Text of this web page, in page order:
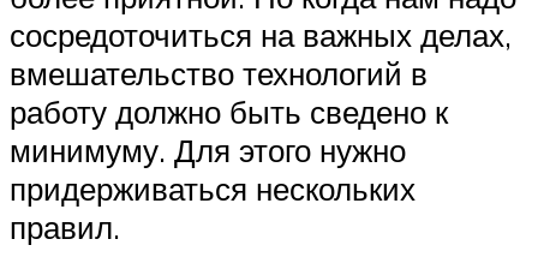
сосредоточиться на важных делах,
вмешательство технологий в
работу должно быть сведено к
минимуму. Для этого нужно
придерживаться нескольких
правил.